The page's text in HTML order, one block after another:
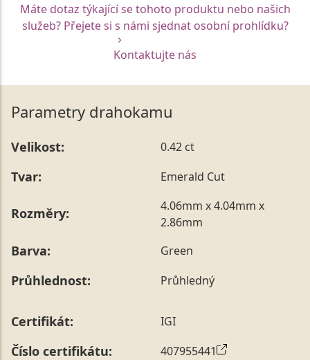
Máte dotaz týkající se tohoto produktu nebo našich
služeb? Přejete si s námi sjednat osobní prohlídku?
Kontaktujte nás
Parametry drahokamu
Velikost: 0.42 ct
Tvar: Emerald Cut
Rozměry:
4.06mm x 4.04mm x
2.86mm
Barva: Green
Průhlednost: Průhledný
Certifikát: IGI
Číslo certifikátu: 407955441